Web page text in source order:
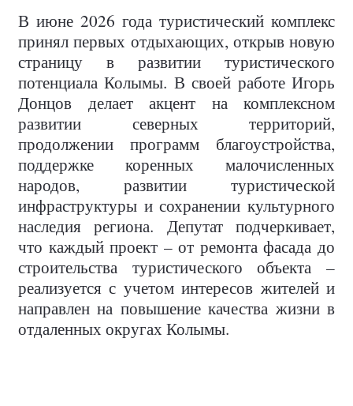
В июне 2026 года туристический комплекс
принял первых отдыхающих, открыв новую
страницу в развитии туристического
потенциала Колымы. В своей работе Игорь
Донцов делает акцент на комплексном
развитии северных территорий,
продолжении программ благоустройства,
поддержке коренных малочисленных
народов, развитии туристической
инфраструктуры и сохранении культурного
наследия региона. Депутат подчеркивает,
что каждый проект – от ремонта фасада до
строительства туристического объекта –
реализуется с учетом интересов жителей и
направлен на повышение качества жизни в
отдаленных округах Колымы.